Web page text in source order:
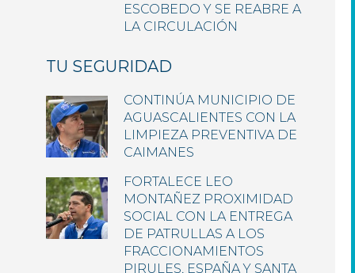
ESCOBEDO Y SE REABRE A
LA CIRCULACIÓN
TU SEGURIDAD
CONTINÚA MUNICIPIO DE
AGUASCALIENTES CON LA
LIMPIEZA PREVENTIVA DE
CAIMANES
FORTALECE LEO
MONTAÑEZ PROXIMIDAD
SOCIAL CON LA ENTREGA
DE PATRULLAS A LOS
FRACCIONAMIENTOS
PIRULES, ESPAÑA Y SANTA